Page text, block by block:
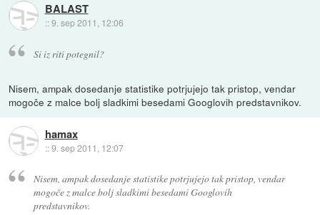
BALAST
::9. sep 2011, 12:06
Si iz riti potegnil?
Nisem, ampak dosedanje statistike potrjujejo tak pristop, vendar
mogoče z malce bolj sladkimi besedami Googlovih predstavnikov.
hamax
::9. sep 2011, 12:07
Nisem, ampak dosedanje statistike potrjujejo tak pristop, vendar
mogoče z malce bolj sladkimi besedami Googlovih
predstavnikov.